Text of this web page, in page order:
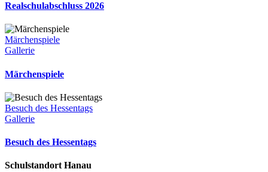
Realschulabschluss 2026
Märchenspiele
Gallerie
Märchenspiele
Besuch des Hessentags
Gallerie
Besuch des Hessentags
Schulstandort Hanau